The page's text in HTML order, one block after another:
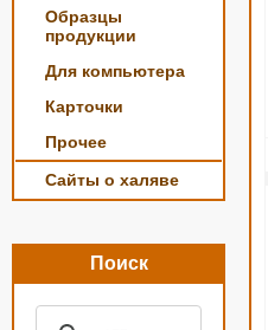
Образцы
продукции
Для компьютера
Карточки
Прочее
Сайты о халяве
Поиск